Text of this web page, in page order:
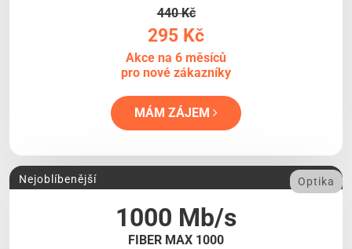
440 Kč
295 Kč
Akce na 6 měsíců
pro nové zákazníky
MÁM ZÁJEM
1000 Mb/s
FIBER MAX 1000
Nejoblíbenější Optika